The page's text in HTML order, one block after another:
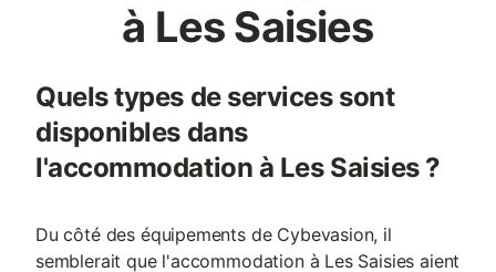
à Les Saisies
Quels types de services sont
disponibles dans
l'accommodation à Les Saisies ?
Du côté des équipements de Cybevasion, il
semblerait que l'accommodation à Les Saisies aient